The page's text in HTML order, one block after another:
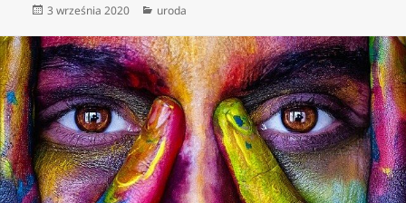
Data
3 września 2020 Kategorie
uroda